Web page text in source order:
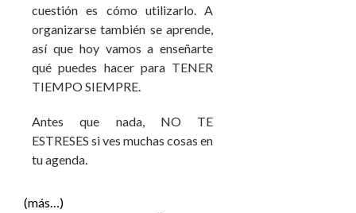
cuestión es cómo utilizarlo. A
organizarse también se aprende,
así que hoy vamos a enseñarte
qué puedes hacer para TENER
TIEMPO SIEMPRE.
Antes que nada, NO TE
ESTRESES si ves muchas cosas en
tu agenda.
(más…)